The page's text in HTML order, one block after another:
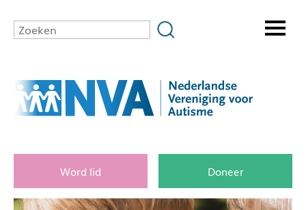
Word lid Doneer